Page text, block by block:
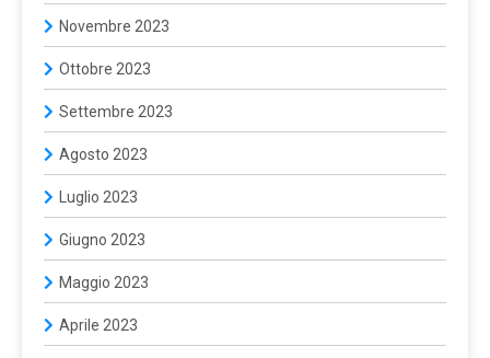
Novembre 2023
Ottobre 2023
Settembre 2023
Agosto 2023
Luglio 2023
Giugno 2023
Maggio 2023
Aprile 2023